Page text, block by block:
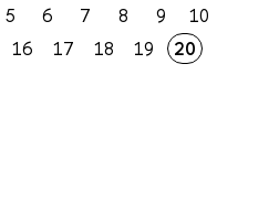
5 6 7 8 9
10
16 17 18 19
20